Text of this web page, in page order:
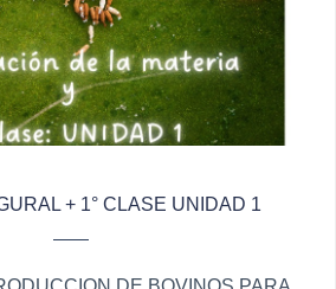
+ 1° CLASE UNIDAD 1